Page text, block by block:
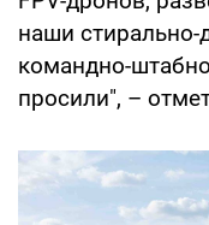
наши
командно-
просили", –